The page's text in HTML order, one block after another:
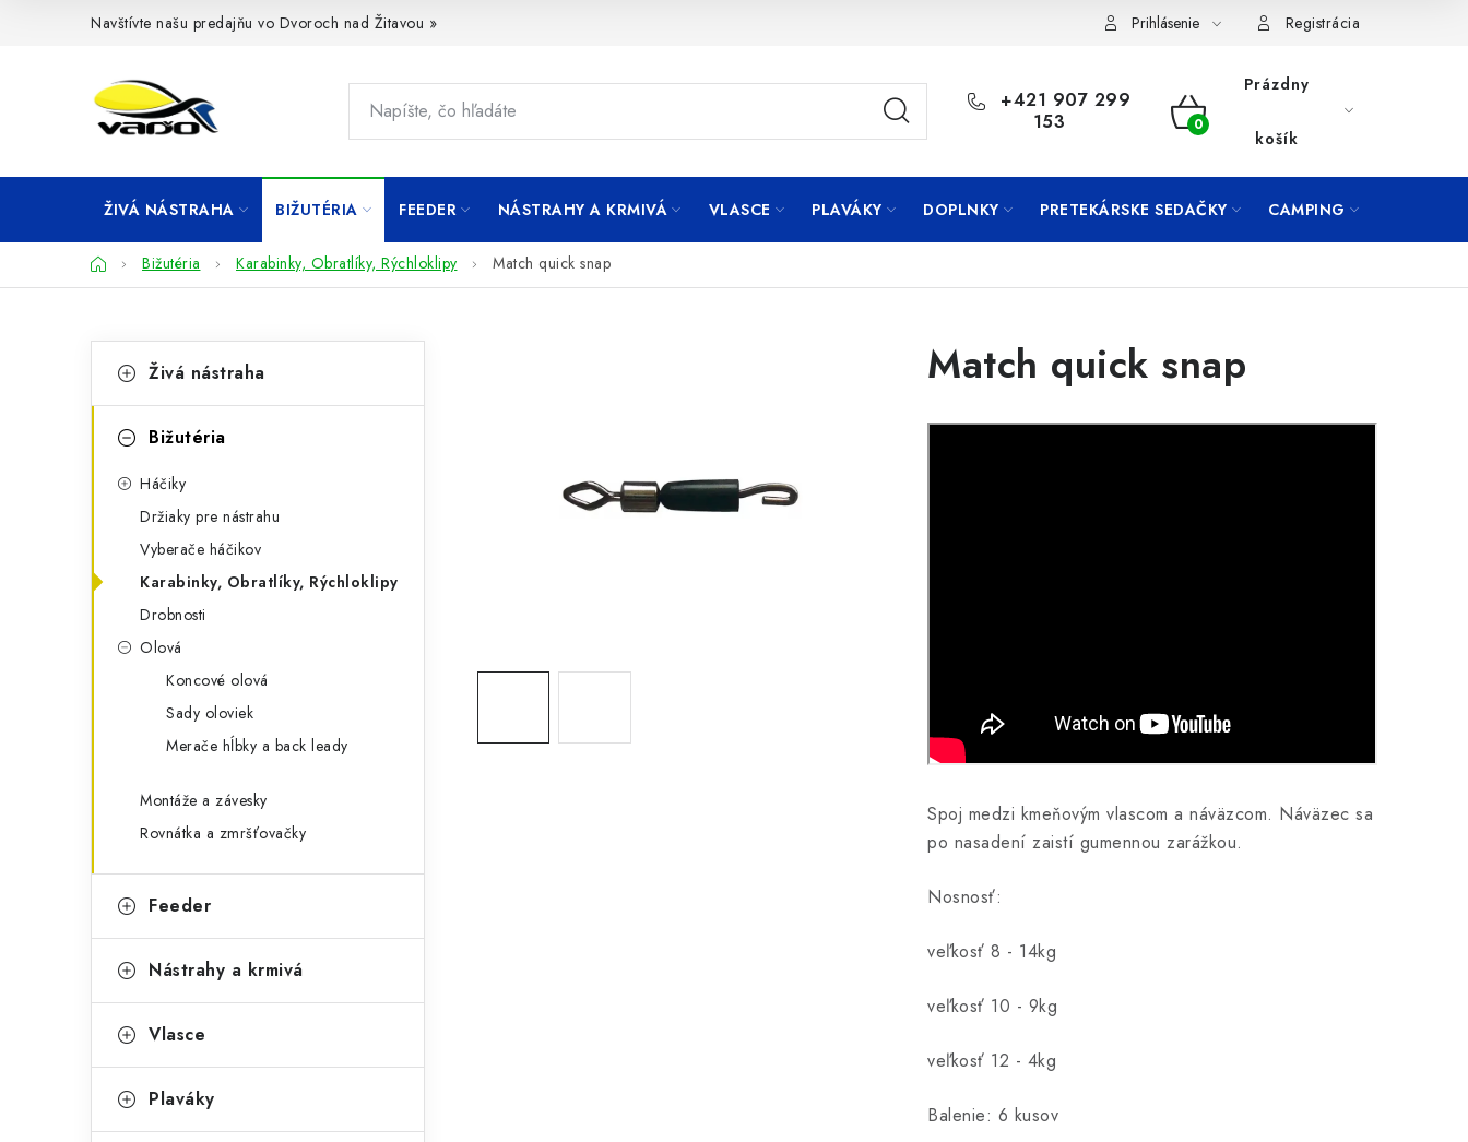
Navštívte našu predajňu vo Dvoroch nad Žitavou » Prihlásenie Registrácia
+421 907 299
153
NÁKUPNÝ
Prázdny
košík
ŽIVÁ NÁSTRAHA BIŽUTÉRIA FEEDER NÁSTRAHY A KRMIVÁ VLASCE PLAVÁKY DOPLNKY PRETEKÁRSKE SEDAČKY CAMPING
DomovBižutéria Karabinky, Obratlíky, Rýchloklipy Match quick snap
o
p
kategórie
a
r
Živá nástraha
Bižutéria
Háčiky
Držiaky pre nástrahu
Vyberače háčikov
Karabinky, Obratlíky, Rýchloklipy
Drobnosti
Olová
Koncové olová
Sady oloviek
Merače hĺbky a back leady
Montáže a závesky
Rovnátka a zmršťovačky
Feeder
Nástrahy a krmivá
Vlasce
Plaváky
Match quick snap
Spoj medzi kmeňovým vlascom a náväzcom. Náväzec sa
po nasadení zaistí gumennou zarážkou.
Nosnosť:
veľkosť 8 - 14kg
veľkosť 10 - 9kg
veľkosť 12 - 4kg
Balenie: 6 kusov